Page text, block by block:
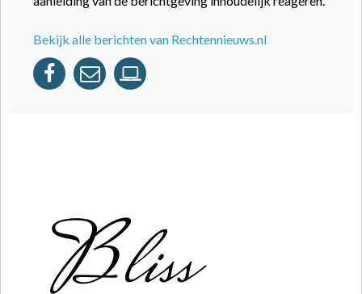
Bekijk alle berichten van Rechtennieuws.nl